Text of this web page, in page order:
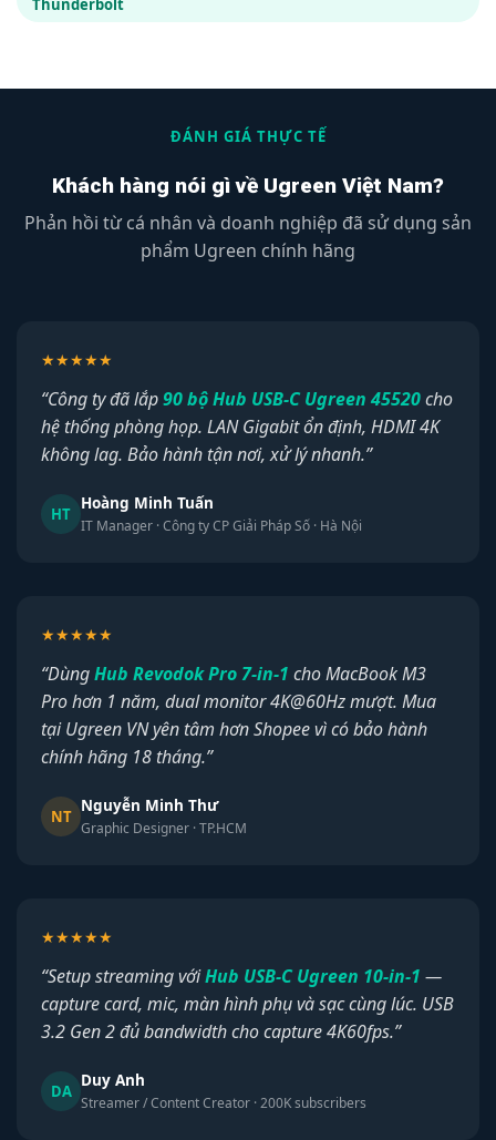
Thunderbolt
ĐÁNH GIÁ THỰC TẾ
Khách hàng nói gì về Ugreen Việt Nam?
Phản hồi từ cá nhân và doanh nghiệp đã sử dụng sản
phẩm Ugreen chính hãng
★★★★★
“Công ty đã lắp90 bộ Hub USB-C Ugreen 45520cho
hệ thống phòng họp. LAN Gigabit ổn định, HDMI 4K
không lag. Bảo hành tận nơi, xử lý nhanh.”
HT
Hoàng Minh Tuấn
IT Manager · Công ty CP Giải Pháp Số · Hà Nội
★★★★★
“DùngHub Revodok Pro 7-in-1 cho MacBook M3
Pro hơn 1 năm, dual monitor 4K@60Hz mượt. Mua
tại Ugreen VN yên tâm hơn Shopee vì có bảo hành
chính hãng 18 tháng.”
NT
Nguyễn Minh Thư
Graphic Designer · TP.HCM
★★★★★
“Setup streaming vớiHub USB-C Ugreen 10-in-1 —
capture card, mic, màn hình phụ và sạc cùng lúc. USB
3.2 Gen 2 đủ bandwidth cho capture 4K60fps.”
DA
Duy Anh
Streamer / Content Creator · 200K subscribers